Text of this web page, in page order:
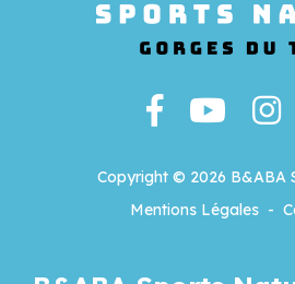
Copyright © 2026 B&ABA
Mentions Légales -